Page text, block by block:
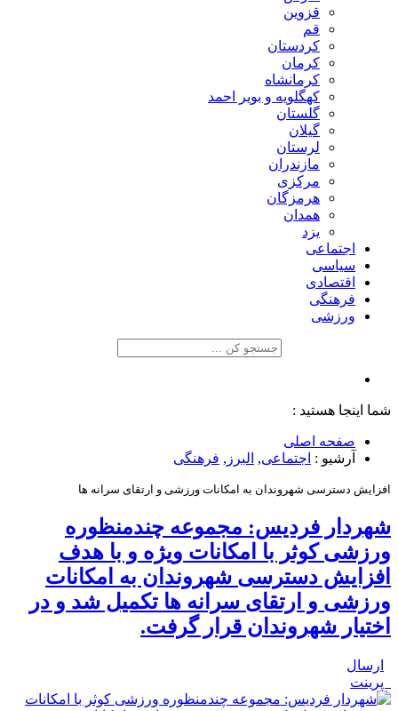
قزوین
قم
کردستان
کرمان
کرمانشاه
کهگلویه و بویر احمد
گلستان
گیلان
لرستان
مازندران
مرکزی
هرمزگان
همدان
یزد
اجتماعی
سیاسی
اقتصادی
فرهنگی
ورزشی
شما اینجا هستید :
صفحه اصلی
آرشیو : اجتماعی, البرز , فرهنگی
افزایش دسترسی شهروندان به امکانات ورزشی و ارتقای سرانه ها
شهردار فردیس: مجموعه چندمنظوره
ورزشی کوثر با امکانات ویژه و با هدف
افزایش دسترسی شهروندان به امکانات
ورزشی و ارتقای سرانه ها تکمیل شد و در
اختیار شهروندان قرار گرفت.
ارسال
پرینت